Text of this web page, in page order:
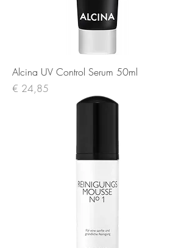
Alcina UV Control Serum 50ml
Prijs
€ 24,85